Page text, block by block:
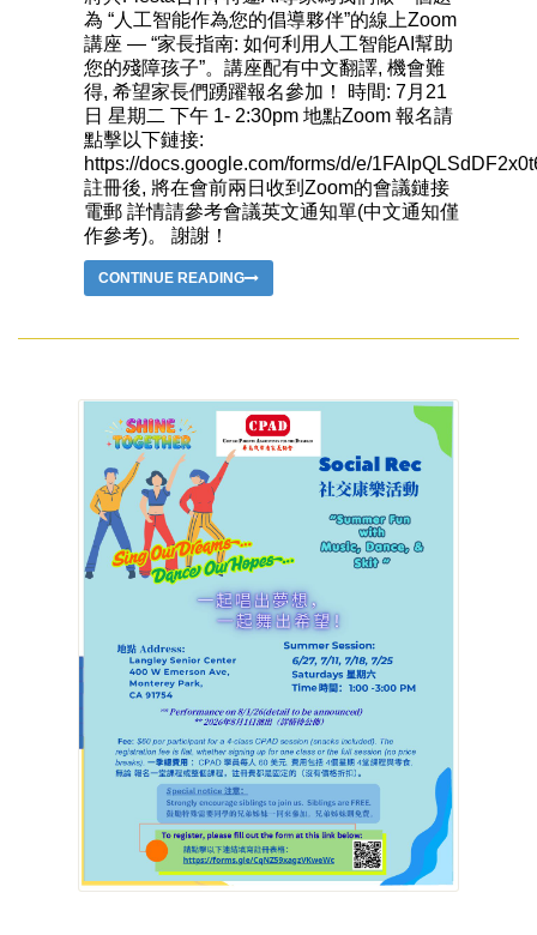
為 “人工智能作為您的倡導夥伴”的線上Zoom
講座 — “家長指南: 如何利用人工智能AI幫助
您的殘障孩子”。講座配有中文翻譯, 機會難
得, 希望家長們踴躍報名參加！ 時間: 7月21
日 星期二 下午 1- 2:30pm 地點Zoom 報名請
點擊以下鏈接:
https://docs.google.com/forms/d/e/
註冊後, 將在會前兩日收到Zoom的會議鏈接
電郵 詳情請參考會議英文通知單(中文通知僅
作參考)。 謝謝！
CONTINUE READING